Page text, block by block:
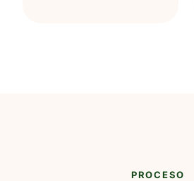
PROCESO